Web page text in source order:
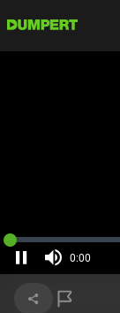
uit
Huidige
tijd
0:00
Geladen:
0%